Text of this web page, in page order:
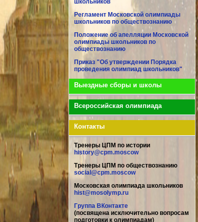
школьников
Регламент Московской олимпиады
школьников по обществознанию
Положение об апелляции Московской
олимпиады школьников по
обществознанию
Приказ "Об утверждении Порядка
проведения олимпиад школьников"
Выездные сборы и школы
Всероссийская олимпиада
Контакты
Тренеры ЦПМ по истории
history@cpm.moscow
Тренеры ЦПМ по обществознанию
social@cpm.moscow
Московская олимпиада школьников
hist@mosolymp.ru
Группа ВКонтакте
(посвящена исключительно вопросам
подготовки к олимпиадам)